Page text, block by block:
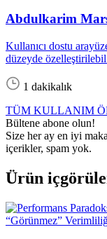
Abdulkarim
Kullanıcı dostu
düzeyde
1 dakikalık
TÜM KULLANIM
Bültene abone olun!
Size her ay en iyi
içerikler, spam yok.
Ürün